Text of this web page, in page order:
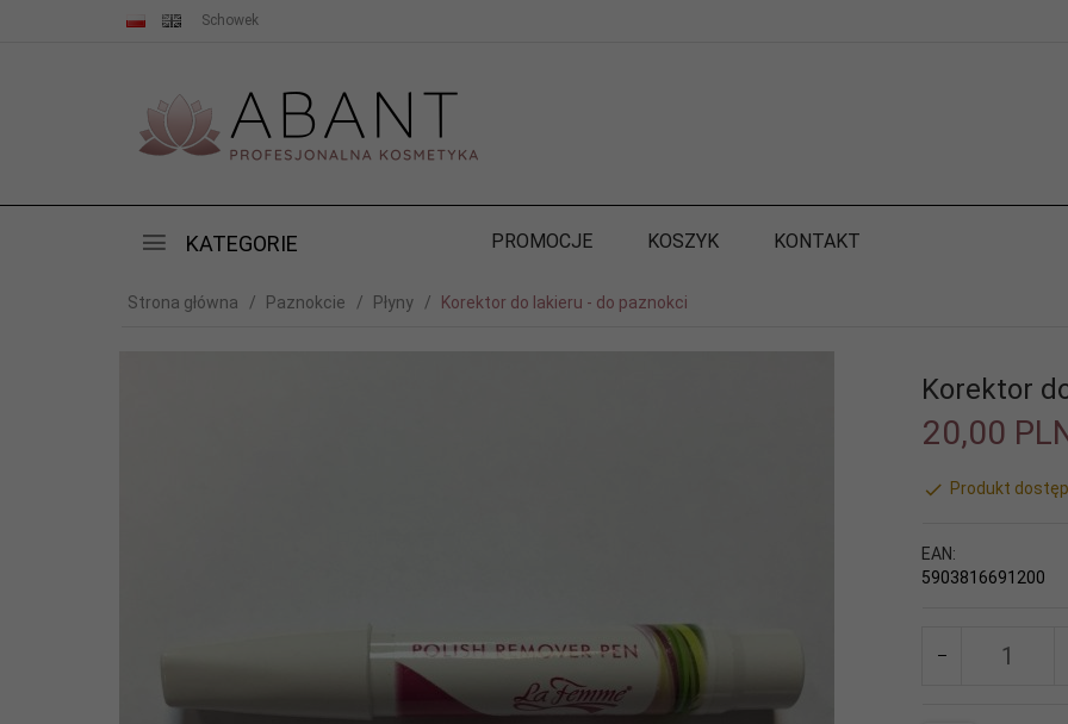
Schowek
KATEGORIE PROMOCJE KOSZYK KONTAKT
Strona główna Paznokcie Płyny Korektor do lakieru - do paznokci
Korektor
20,00
Produkt
EAN:
5903816691200